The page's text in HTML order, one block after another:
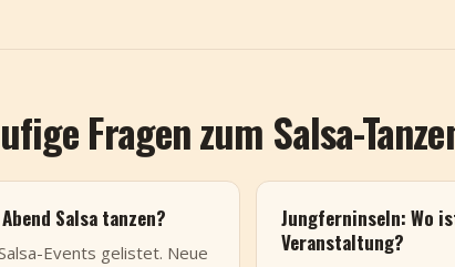
Fragen zum Salsa-
Salsa tanzen?
Events gelistet. Neue
Jungferninseln: Wo
Veranstaltung?